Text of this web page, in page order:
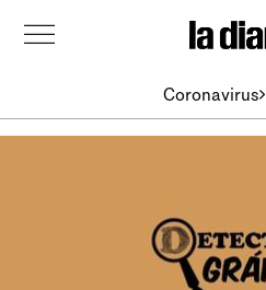
Coronavirus